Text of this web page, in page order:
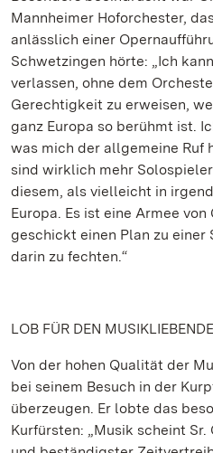
Mannheimer Hoforchester,
anlässlich einer
Schwetzingen hörte: „Ich
verlassen, ohne dem
Gerechtigkeit zu erweisen,
ganz Europa so berühmt ist.
was mich der allgemeine Ruf
sind wirklich mehr
diesem, als vielleicht in
Europa. Es ist eine Armee
geschickt einen Plan zu
darin zu fechten.“
LOB FÜR DEN
Von der hohen Qualität der
bei seinem Besuch in der
überzeugen. Er lobte das
Kurfürsten: „Musik scheint